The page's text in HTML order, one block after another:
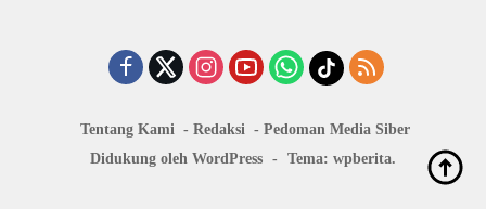
Tentang Kami Redaksi
Pedoman Media Siber
Didukung oleh WordPress - Tema: wpberita.